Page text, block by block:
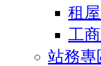
租
工
站務專